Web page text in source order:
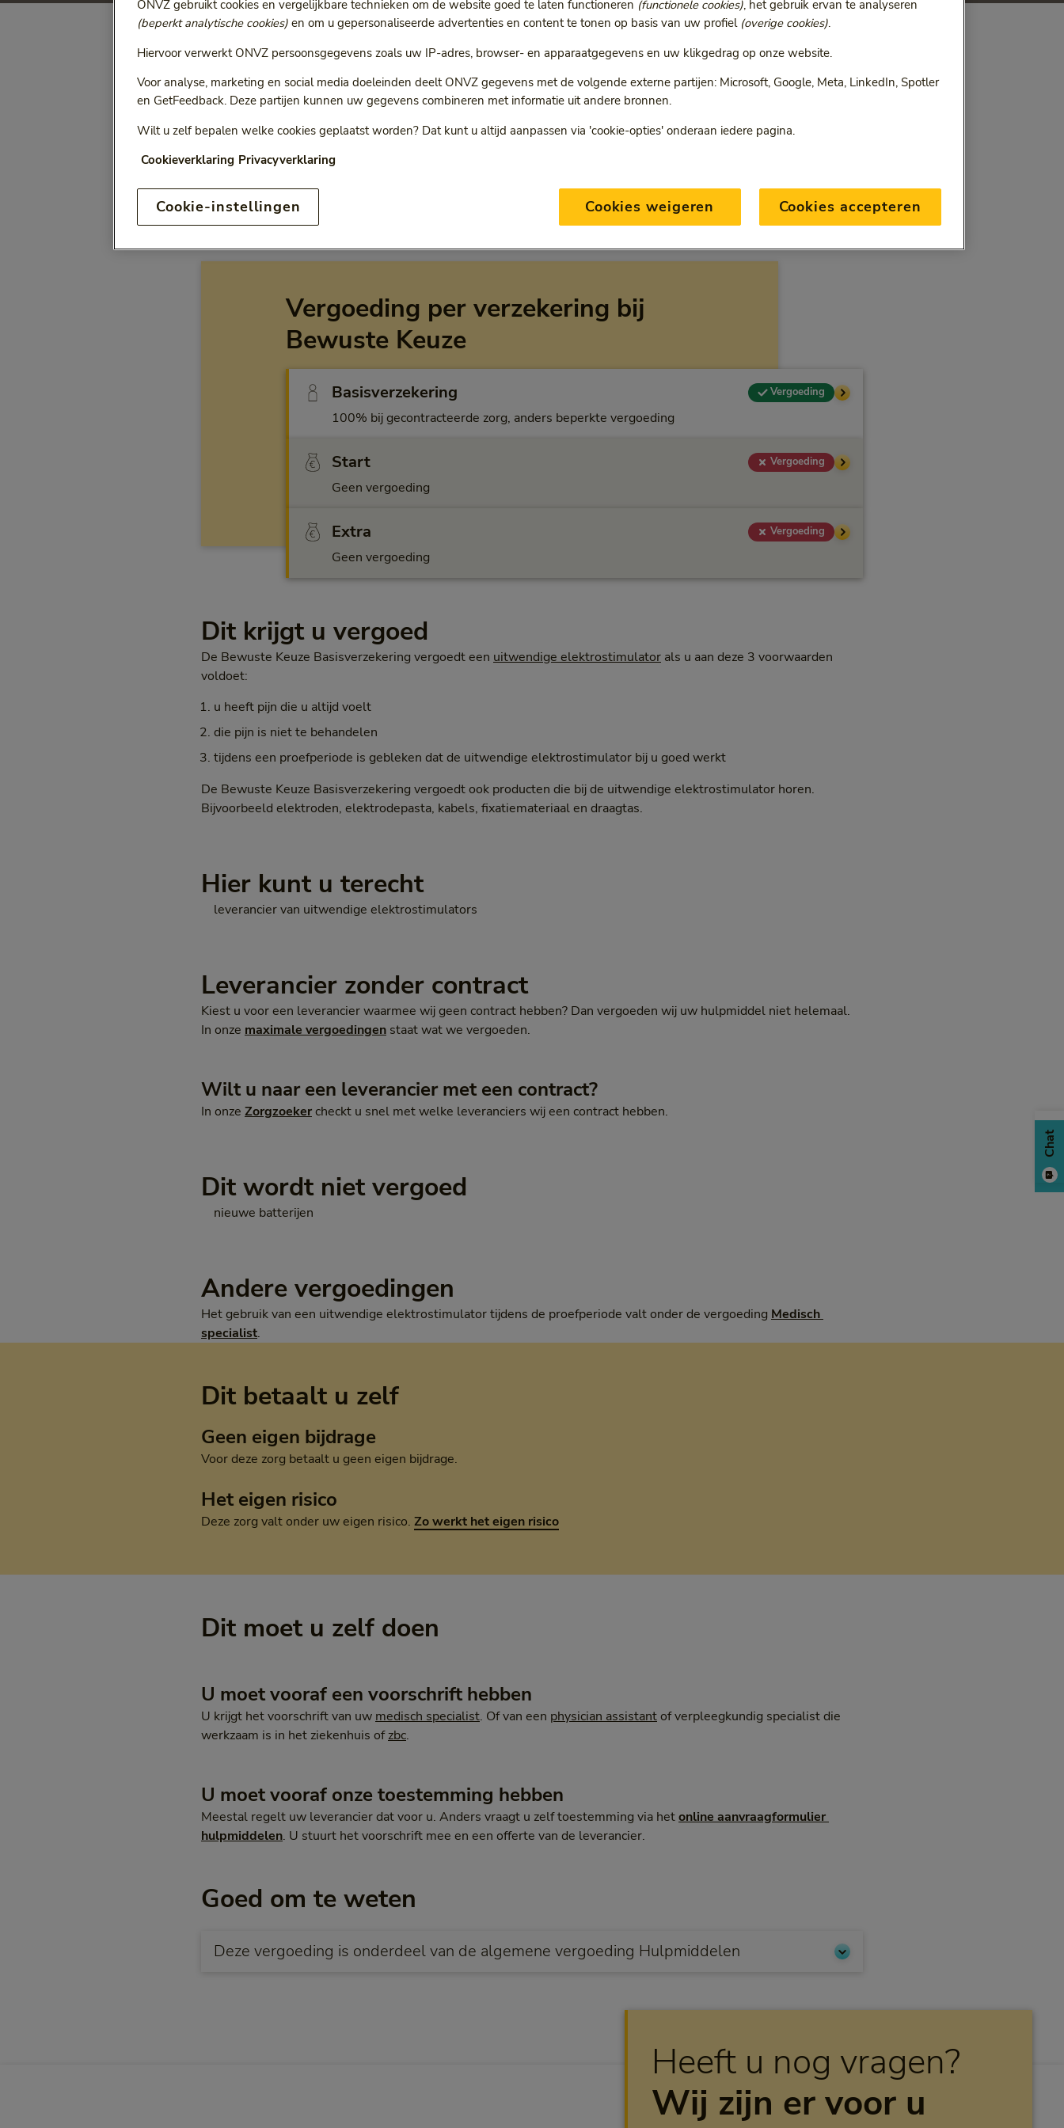
Selecteer jaar
Vergoeding voor:
Bij het kiezen van een optie volgt een doorgestuurde link.
ONVZ Vrije Keuze
Vergoeding per verzekering bij
Bewuste Keuze
Basisverzekering Vergoeding
100% bij gecontracteerde zorg, anders beperkte vergoeding
Start Vergoeding
Geen vergoeding
Extra Vergoeding
Geen vergoeding
Dit krijgt u vergoed
De Bewuste Keuze Basisverzekering vergoedt een uitwendige elektrostimulator als u aan deze 3 voorwaarden
voldoet:
u heeft pijn die u altijd voelt
die pijn is niet te behandelen
tijdens een proefperiode is gebleken dat de uitwendige elektrostimulator bij u goed werkt
De Bewuste Keuze Basisverzekering vergoedt ook producten die bij de uitwendige elektrostimulator horen.
Bijvoorbeeld elektroden, elektrodepasta, kabels, fixatiemateriaal en draagtas.
Hier kunt u terecht
leverancier van uitwendige elektrostimulators
Leverancier zonder contract
Kiest u voor een leverancier waarmee wij geen contract hebben? Dan vergoeden wij uw hulpmiddel niet helemaal.
In onze maximale vergoedingen staat wat we vergoeden.
Wilt u naar een leverancier met een contract?
In onze Zorgzoekercheckt u snel met welke leveranciers wij een contract hebben.
Dit wordt niet vergoed
nieuwe batterijen
Andere vergoedingen
Het gebruik van een uitwendige elektrostimulator tijdens de proefperiode valt onder de vergoeding Medisch
specialist.
Dit betaalt u zelf
Geen eigen bijdrage
Voor deze zorg betaalt u geen eigen bijdrage.
Het eigen risico
Deze zorg valt onder uw eigen risico. Zo werkt het eigen risico
Dit moet u zelf doen
U moet vooraf een voorschrift hebben
U krijgt het voorschrift van uw medisch specialist. Of van een physician assistantof verpleegkundig specialist die
werkzaam is in het ziekenhuis ofzbc.
U moet vooraf onze toestemming hebben
Meestal regelt uw leverancier dat voor u. Anders vraagt u zelf toestemming via hetonline aanvraagformulier
hulpmiddelen. U stuurt het voorschrift mee en een offerte van de leverancier.
Goed om te weten
Deze vergoeding is onderdeel van de algemene vergoeding Hulpmiddelen
Heeft u nog vragen?
Wij zijn er voor u
Chat
ONVZ gebruikt cookies en vergelijkbare technieken om de website goed te laten functioneren (functionele cookies), het gebruik ervan te analyseren
(beperkt analytische cookies) en om u gepersonaliseerde advertenties en content te tonen op basis van uw profiel (overige cookies).
Hiervoor verwerkt ONVZ persoonsgegevens zoals uw IP-adres, browser- en apparaatgegevens en uw klikgedrag op onze website.
Voor analyse, marketing en social media doeleinden deelt ONVZ gegevens met de volgende externe partijen: Microsoft, Google, Meta, LinkedIn, Spotler
en GetFeedback. Deze partijen kunnen uw gegevens combineren met informatie uit andere bronnen.
Wilt u zelf bepalen welke cookies geplaatst worden? Dat kunt u altijd aanpassen via 'cookie-opties' onderaan iedere pagina.
Cookieverklaring Privacyverklaring
Cookie-instellingen Cookies weigeren Cookies accepteren